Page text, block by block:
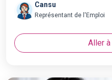
Cansu
Représentant de l'Emploi
Aller